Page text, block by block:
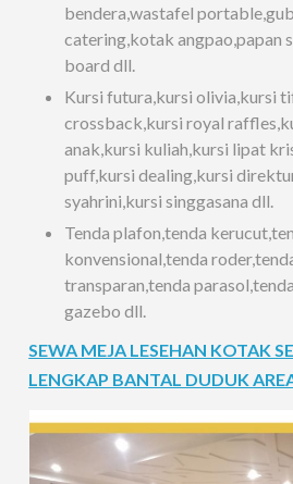
bendera,wastafel
catering,kotak angpao,papan
board dll.
Kursi futura,kursi olivia,kursi
crossback,kursi royal
anak,kursi kuliah,kursi lipat
puff,kursi dealing,kursi
syahrini,kursi singgasana dll.
Tenda plafon,tenda
konvensional,tenda
transparan,tenda
gazebo dll.
SEWA MEJA LESEHAN KOTAK
LENGKAP BANTAL DUDUK